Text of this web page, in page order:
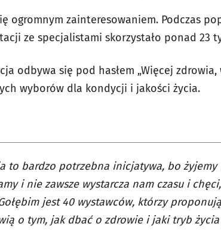
ogromnym zainteresowaniem. Podczas
ze specjalistami skorzystało ponad 23
odbywa się pod hasłem „Więcej zdrowia,
wyborów dla kondycji i jakości życia.
to bardzo potrzebna inicjatywa, bo żyjemy
i nie zawsze wystarcza nam czasu i
jest 40 wystawców, którzy
o tym, jak dbać o zdrowie i jaki tryb